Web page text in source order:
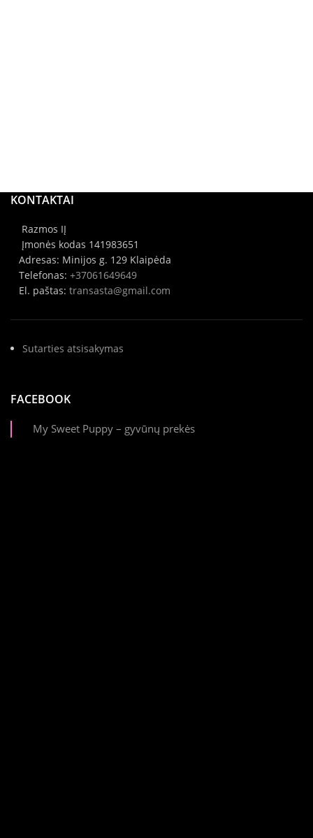
KONTAKTAI
Razmos IĮ
Įmonės kodas 141983651
Adresas: Minijos g. 129 Klaipėda
Telefonas: +37061649649
El. paštas: transasta@gmail.com
Sutarties atsisakymas
FACEBOOK
My Sweet Puppy – gyvūnų prekės